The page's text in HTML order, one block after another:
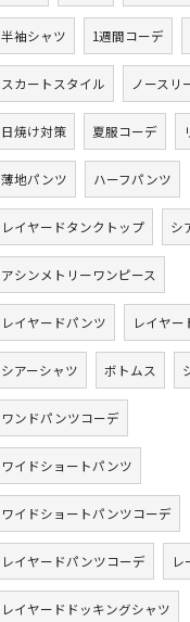
半袖シャツ 1週間コーデ
スカートスタイル ノースリ
日焼け対策 夏服コーデ
薄地パンツ ハーフパンツ
レイヤードタンクトップ シ
アシンメトリーワンピース
レイヤードパンツ レイヤー
シアーシャツ ボトムス
ワンドパンツコーデ
ワイドショートパンツ
ワイドショートパンツコーデ
レイヤードパンツコーデ レ
レイヤードドッキングシャツ